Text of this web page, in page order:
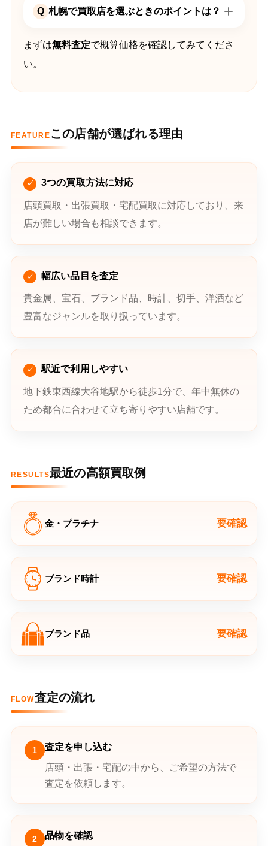
Q 札幌で買取店を選ぶときのポイントは？
まずは無料査定で概算価格を確認してみてくださ
い。
FEATURE この店舗が選ばれる理由
3つの買取方法に対応
店頭買取・出張買取・宅配買取に対応しており、来
店が難しい場合も相談できます。
幅広い品目を査定
貴金属、宝石、ブランド品、時計、切手、洋酒など
豊富なジャンルを取り扱っています。
駅近で利用しやすい
地下鉄東西線大谷地駅から徒歩1分で、年中無休の
ため都合に合わせて立ち寄りやすい店舗です。
RESULTS最近の高額買取例
金・プラチナ 要確認
ブランド時計 要確認
ブランド品 要確認
FLOW査定の流れ
1
査定を申し込む
店頭・出張・宅配の中から、ご希望の方法で
査定を依頼します。
2 品物を確認